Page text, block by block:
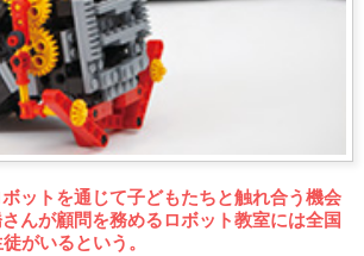
ットを通じて子どもたちと触れ合う機会
んが顧問を務めるロボット教室には全国
がいるという。